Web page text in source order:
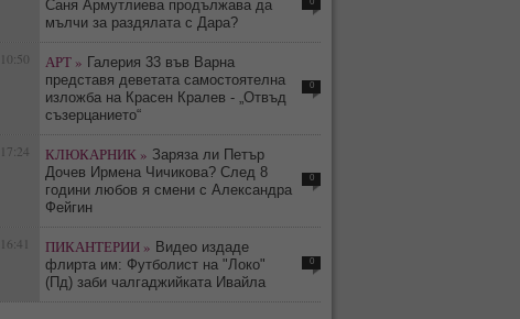
Саня Армутлиева продължава да
мълчи за раздялата с Дара?
10:50 АРТ » Галерия 33 във Варна
представя деветата самостоятелна
изложба на Красен Кралев - „Отвъд
съзерцанието“
0
17:24 КЛЮКАРНИК » Заряза ли Петър
Дочев Ирмена Чичикова? След 8
години любов я смени с Александра
Фейгин
0
16:41 ПИКАНТЕРИИ » Видео издаде
флирта им: Футболист на "Локо"
(Пд) заби чалгаджийката Ивайла
0